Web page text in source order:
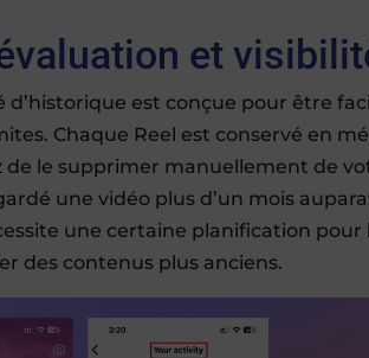
et
est conçue pour être
Chaque Reel est conservé en
de le supprimer manuellement de
une vidéo plus d’un mois
une certaine planification pour
des contenus plus anciens.